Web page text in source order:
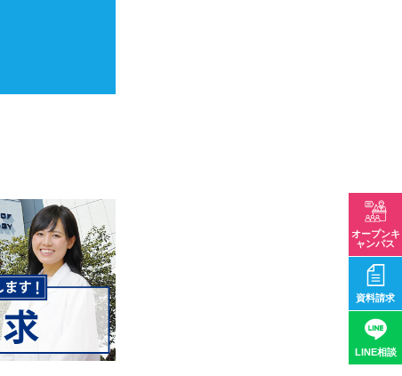
オープンキ
ャンパス
資料請求
LINE相談